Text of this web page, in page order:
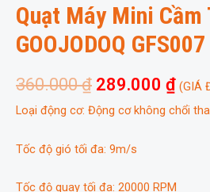
Quạt Máy Mini Cầm
GOOJODOQ GFS007
360.000₫ 289.000 ₫ (GIÁ
Loại động cơ: Động cơ không chổi
Tốc độ gió tối đa: 9m/s
Tốc độ quay tối đa: 20000 RPM